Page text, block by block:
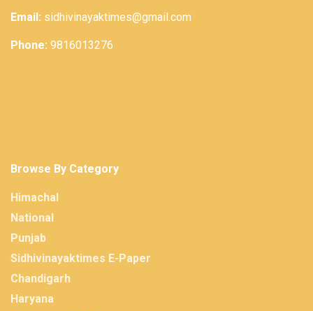
Email: sidhivinayaktimes@gmail.com
Phone: 9816013276
Browse By Category
Himachal
National
Punjab
Sidhivinayaktimes E-Paper
Chandigarh
Haryana